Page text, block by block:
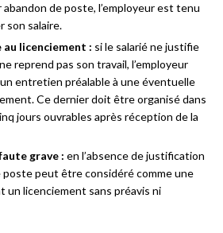
de poste, l’employeur est tenu
son salaire.
licenciement : si le salarié ne justifie
reprend pas son travail, l’employeur
entretien préalable à une éventuelle
Ce dernier doit être organisé dans
jours ouvrables après réception de la
grave : en l’absence de justification
poste peut être considéré comme une
un licenciement sans préavis ni